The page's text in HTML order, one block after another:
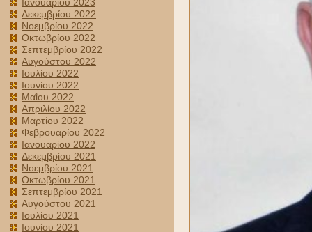
Δεκεμβρίου 2022
Νοεμβρίου 2022
Οκτωβρίου 2022
Σεπτεμβρίου 2022
Αυγούστου 2022
Ιουλίου 2022
Ιουνίου 2022
Μαΐου 2022
Απριλίου 2022
Μαρτίου 2022
Φεβρουαρίου 2022
Ιανουαρίου 2022
Δεκεμβρίου 2021
Νοεμβρίου 2021
Οκτωβρίου 2021
Σεπτεμβρίου 2021
Αυγούστου 2021
Ιουλίου 2021
Ιουνίου 2021